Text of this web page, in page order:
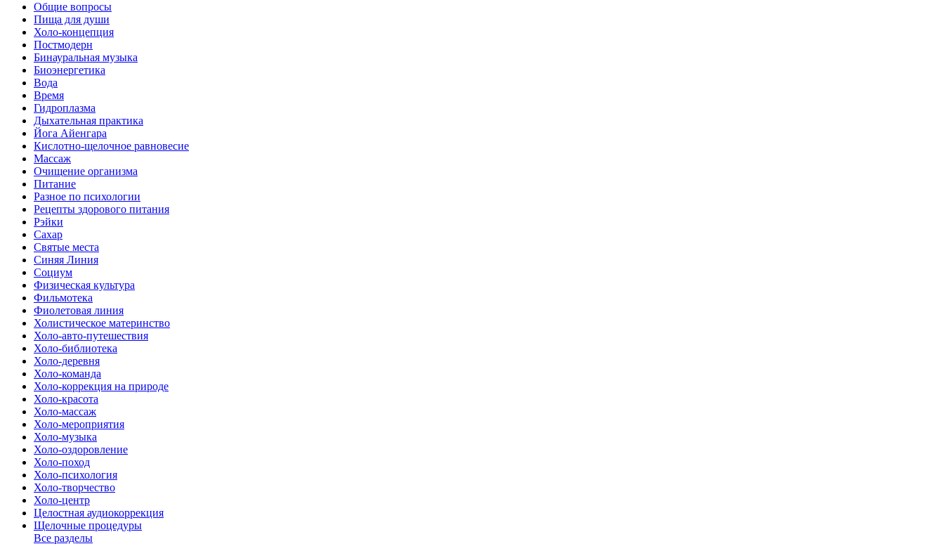
Общие вопросы
Пища для души
Холо-концепция
Постмодерн
Бинауральная музыка
Биоэнергетика
Вода
Время
Гидроплазма
Дыхательная практика
Йога Айенгара
Кислотно-щелочное равновесие
Массаж
Очищение организма
Питание
Разное по психологии
Рецепты здорового питания
Рэйки
Сахар
Святые места
Синяя Линия
Социум
Физическая культура
Фильмотека
Фиолетовая линия
Холистическое материнство
Холо-авто-путешествия
Холо-библиотека
Холо-деревня
Холо-команда
Холо-коррекция на природе
Холо-красота
Холо-массаж
Холо-мероприятия
Холо-музыка
Холо-оздоровление
Холо-поход
Холо-психология
Холо-творчество
Холо-центр
Целостная аудиокоррекция
Щелочные процедуры
Все разделы